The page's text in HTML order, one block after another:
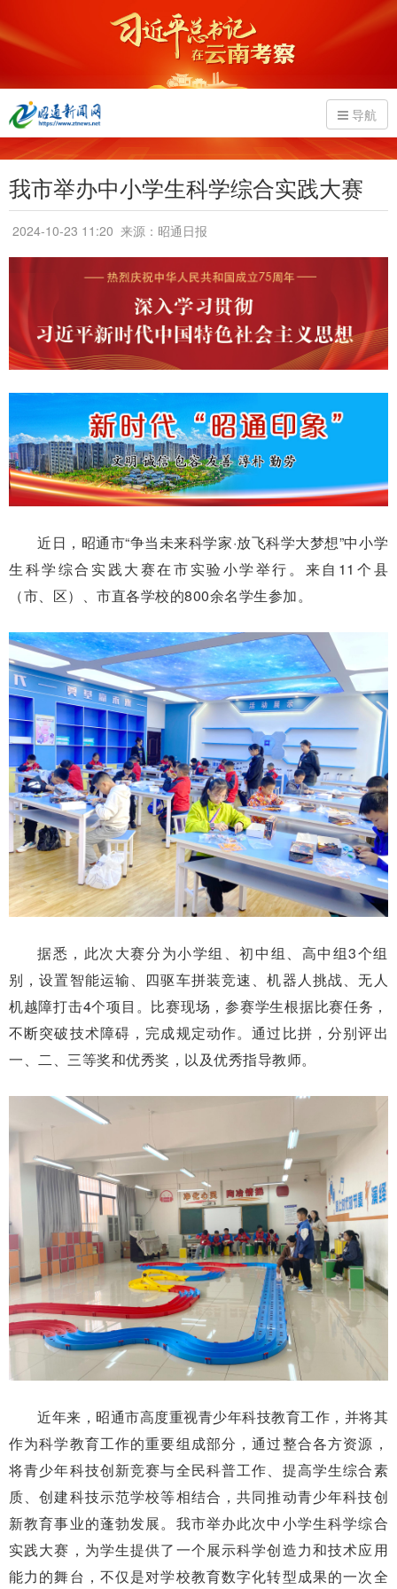
导航
我市举办中小学生科学综合实践大赛
2024-10-23 11:20 来源：昭通日报
近日，昭通市“争当未来科学家·放飞科学大梦想”中小学
生科学综合实践大赛在市实验小学举行。来自11个县
（市、区）、市直各学校的800余名学生参加。
据悉，此次大赛分为小学组、初中组、高中组3个组
别，设置智能运输、四驱车拼装竞速、机器人挑战、无人
机越障打击4个项目。比赛现场，参赛学生根据比赛任务，
不断突破技术障碍，完成规定动作。通过比拼，分别评出
一、二、三等奖和优秀奖，以及优秀指导教师。
近年来，昭通市高度重视青少年科技教育工作，并将其
作为科学教育工作的重要组成部分，通过整合各方资源，
将青少年科技创新竞赛与全民科普工作、提高学生综合素
质、创建科技示范学校等相结合，共同推动青少年科技创
新教育事业的蓬勃发展。我市举办此次中小学生科学综合
实践大赛，为学生提供了一个展示科学创造力和技术应用
能力的舞台，不仅是对学校教育数字化转型成果的一次全